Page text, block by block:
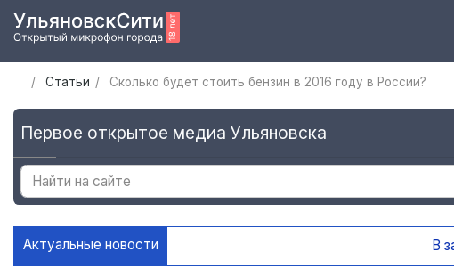
Статьи Сколько будет стоить бензин в 2016 году в России?
Первое открытое медиа Ульяновска
Актуальные новости В загородных лагерях Ульяновска